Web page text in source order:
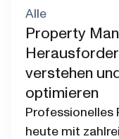
Alle
Property
verstehen
optimieren
Professionelles
heute mit